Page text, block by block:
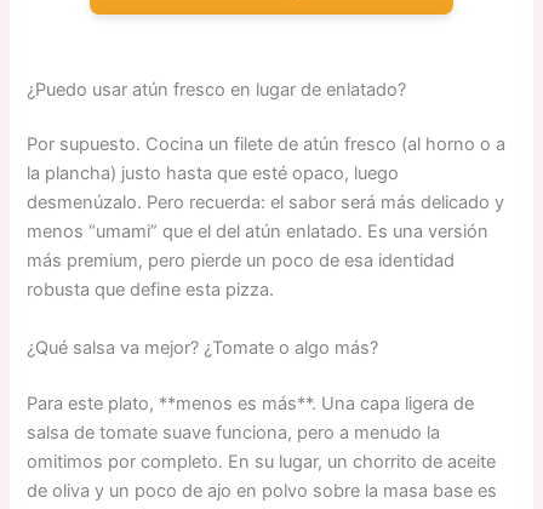
¿Puedo usar atún fresco en lugar de enlatado?
Por supuesto. Cocina un filete de atún fresco (al horno o a
la plancha) justo hasta que esté opaco, luego
desmenúzalo. Pero recuerda: el sabor será más delicado y
menos “umami” que el del atún enlatado. Es una versión
más premium, pero pierde un poco de esa identidad
robusta que define esta pizza.
¿Qué salsa va mejor? ¿Tomate o algo más?
Para este plato, **menos es más**. Una capa ligera de
salsa de tomate suave funciona, pero a menudo la
omitimos por completo. En su lugar, un chorrito de aceite
de oliva y un poco de ajo en polvo sobre la masa base es